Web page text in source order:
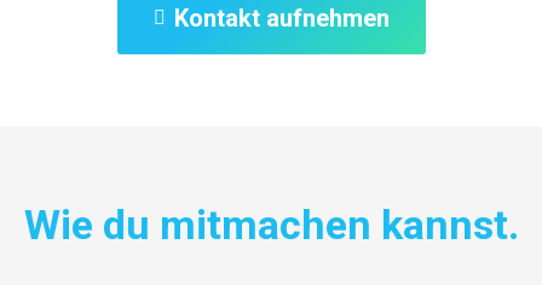
Kontakt aufnehmen
Wie du mitmachen kannst.